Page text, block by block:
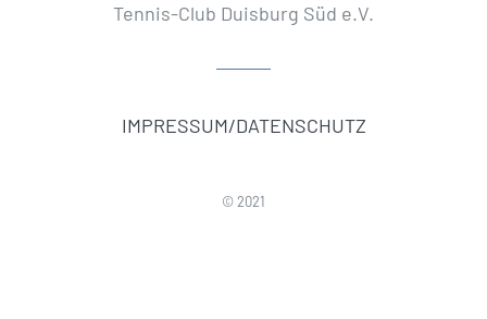
Tennis-Club Duisburg Süd e.V.
IMPRESSUM/DATENSCHUTZ
© 2021